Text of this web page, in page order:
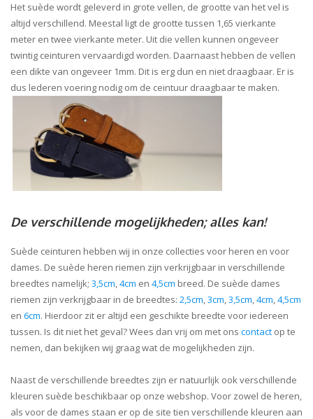
Het suède wordt geleverd in grote vellen, de grootte van het vel is
altijd verschillend. Meestal ligt de grootte tussen 1,65 vierkante
meter en twee vierkante meter. Uit die vellen kunnen ongeveer
twintig ceinturen vervaardigd worden. Daarnaast hebben de vellen
een dikte van ongeveer 1mm. Dit is erg dun en niet draagbaar. Er is
dus lederen voering nodig om de ceintuur draagbaar te maken.
De verschillende mogelijkheden; alles kan!
Suède ceinturen hebben wij in onze collecties voor heren en voor
dames. De suède heren riemen zijn verkrijgbaar in verschillende
breedtes namelijk; 3,5cm,4cm en 4,5cm breed. De suède dames
riemen zijn verkrijgbaar in de breedtes: 2,5cm,3cm,3,5cm,4cm,4,5cm
en 6cm. Hierdoor zit er altijd een geschikte breedte voor iedereen
tussen. Is dit niet het geval? Wees dan vrij om met ons contact op te
nemen, dan bekijken wij graag wat de mogelijkheden zijn.
Naast de verschillende breedtes zijn er natuurlijk ook verschillende
kleuren suède beschikbaar op onze webshop. Voor zowel de heren,
als voor de dames staan er op de site tien verschillende kleuren aan